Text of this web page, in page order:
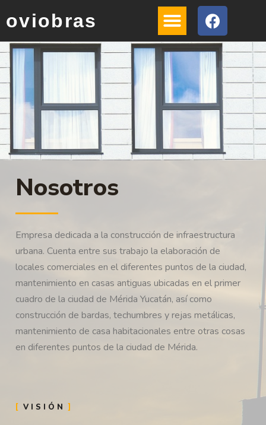
oviobras
Nosotros
Empresa dedicada a la construcción de infraestructura
urbana. Cuenta entre sus trabajo la elaboración de
locales comerciales en el diferentes puntos de la ciudad,
mantenimiento en casas antiguas ubicadas en el primer
cuadro de la ciudad de Mérida Yucatán, así como
construcción de bardas, techumbres y rejas metálicas,
mantenimiento de casa habitacionales entre otras cosas
en diferentes puntos de la ciudad de Mérida.
VISIÓN